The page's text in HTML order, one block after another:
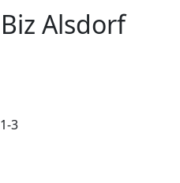
Alsdorf
3